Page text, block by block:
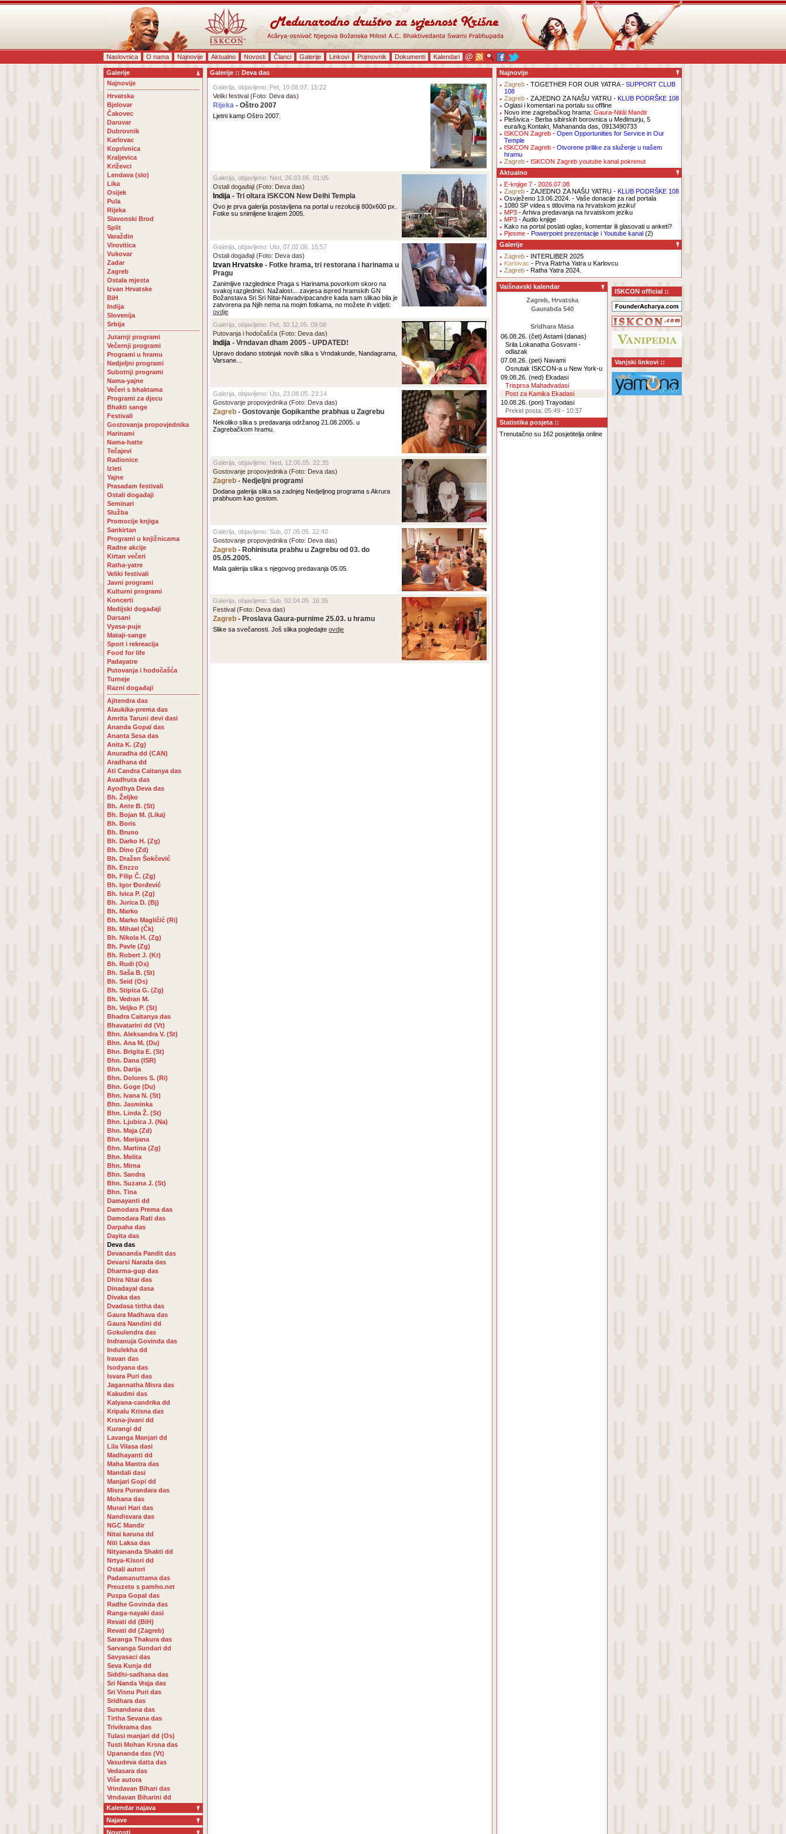
Naslovnica O nama Najnovije Aktualno Novosti Članci Galerije Linkovi Pojmovnik Dokumenti Kalendari
Galerije
Najnovije
Hrvatska
Bjelovar
Čakovec
Daruvar
Dubrovnik
Karlovac
Koprivnica
Kraljevica
Križevci
Lendava (slo)
Lika
Osijek
Pula
Rijeka
Slavonski Brod
Split
Varaždin
Virovitica
Vukovar
Zadar
Zagreb
Ostala mjesta
Izvan Hrvatske
BiH
Indija
Slovenija
Srbija
Jutarnji programi
Večernji programi
Programi u hramu
Nedjeljni programi
Subotnji programi
Nama-yajne
Večeri s bhaktama
Programi za djecu
Bhakti sange
Festivali
Gostovanja propovjednika
Harinami
Nama-hatte
Tečajevi
Radionice
Izleti
Yajne
Prasadam festivali
Ostali događaji
Seminari
Služba
Promocije knjiga
Sankirtan
Programi u knjižnicama
Radne akcije
Kirtan večeri
Ratha-yatre
Veliki festivali
Javni programi
Kulturni programi
Koncerti
Medijski događaji
Darsani
Vyasa-puje
Mataji-sange
Sport i rekreacija
Food for life
Padayatre
Putovanja i hodočašća
Turneje
Razni događaji
Ajitendra das
Alaukika-prema das
Amrita Taruni devi dasi
Ananda Gopal das
Ananta Sesa das
Anita K. (Zg)
Anuradha dd (CAN)
Aradhana dd
Ati Candra Caitanya das
Avadhuta das
Ayodhya Deva das
Bh. Željko
Bh. Ante B. (St)
Bh. Bojan M. (Lika)
Bh. Boris
Bh. Bruno
Bh. Darko H. (Zg)
Bh. Dino (Zd)
Bh. Dražen Šokčević
Bh. Enzzo
Bh. Filip Č. (Zg)
Bh. Igor Đorđević
Bh. Ivica P. (Zg)
Bh. Jurica D. (Bj)
Bh. Marko
Bh. Marko Magličić (Ri)
Bh. Mihael (Čk)
Bh. Nikola H. (Zg)
Bh. Pavle (Zg)
Bh. Robert J. (Kr)
Bh. Rudi (Os)
Bh. Saša B. (St)
Bh. Seid (Os)
Bh. Stipica G. (Zg)
Bh. Vedran M.
Bh. Veljko P. (St)
Bhadra Caitanya das
Bhavatarini dd (Vt)
Bhn. Aleksandra V. (St)
Bhn. Ana M. (Du)
Bhn. Brigita E. (St)
Bhn. Dana (ISR)
Bhn. Darija
Bhn. Dolores S. (Ri)
Bhn. Goge (Du)
Bhn. Ivana N. (St)
Bhn. Jasminka
Bhn. Linda Ž. (St)
Bhn. Ljubica J. (Na)
Bhn. Maja (Zd)
Bhn. Marijana
Bhn. Martina (Zg)
Bhn. Melita
Bhn. Mirna
Bhn. Sandra
Bhn. Suzana J. (St)
Bhn. Tina
Damayanti dd
Damodara Prema das
Damodara Rati das
Darpaha das
Dayita das
Deva das
Devananda Pandit das
Devarsi Narada das
Dharma-gup das
Dhira Nitai das
Dinadayal dasa
Divaka das
Dvadasa tirtha das
Gaura Madhava das
Gaura Nandini dd
Gokulendra das
Indranuja Govinda das
Indulekha dd
Iravan das
Isodyana das
Isvara Puri das
Jagannatha Misra das
Kakudmi das
Kalyana-candrika dd
Kripalu Krisna das
Krsna-jivani dd
Kurangi dd
Lavanga Manjari dd
Lila Vilasa dasi
Madhayanti dd
Maha Mantra das
Mandali dasi
Manjari Gopi dd
Misra Purandara das
Mohana das
Murari Hari das
Nandisvara das
NGC Mandir
Nitai karuna dd
Niti Laksa das
Nityananda Shakti dd
Nrtya-Kisori dd
Ostali autori
Padamanuttama das
Preuzeto s pamho.net
Puspa Gopal das
Radhe Govinda das
Ranga-nayaki dasi
Revati dd (BiH)
Revati dd (Zagreb)
Saranga Thakura das
Sarvanga Sundari dd
Savyasaci das
Seva Kunja dd
Siddhi-sadhana das
Sri Nanda Vraja das
Sri Visnu Puri das
Sridhara das
Sunandana das
Tirtha Sevana das
Trivikrama das
Tulasi manjari dd (Os)
Tusti Mohan Krsna das
Upananda das (Vt)
Vasudeva datta das
Vedasara das
Više autora
Vrindavan Bihari das
Vrndavan Biharini dd
Kalendar najava
Najave
Novosti
Galerije :: Deva das
Galerija, objavljeno: Pet, 10.08.07. 15:22
Veliki festival (Foto: Deva das)
Rijeka - Oštro 2007
Ljetni kamp Oštro 2007.
Galerija, objavljeno: Ned, 26.03.06. 01:05
Ostali događaji (Foto: Deva das)
Indija - Tri oltara ISKCON New Delhi Templa
Ovo je prva galerija postavljena na portal u rezoluciji 800x600 px.
Fotke su snimljene krajem 2005.
Galerija, objavljeno: Uto, 07.02.06. 15:57
Ostali događaji (Foto: Deva das)
Izvan Hrvatske - Fotke hrama, tri restorana i harinama u
Pragu
Zanimljive razglednice Praga s Harinama povorkom skoro na
svakoj razglednici. Nažalost... zavjesa ispred hramskih GN
Božanstava Sri Sri Nitai-Navadvipacandre kada sam slikao bila je
zatvorena pa Njih nema na mojim fotkama, no možete ih vidjeti:
ovdje
Galerija, objavljeno: Pet, 30.12.05. 09:08
Putovanja i hodočašća (Foto: Deva das)
Indija - Vrndavan dham 2005 - UPDATED!
Upravo dodano stotinjak novih slika s Vrndakunde, Nandagrama,
Varsane...
Galerija, objavljeno: Uto, 23.08.05. 23:14
Gostovanje propovjednika (Foto: Deva das)
Zagreb - Gostovanje Gopikanthe prabhua u Zagrebu
Nekoliko slika s predavanja održanog 21.08.2005. u
Zagrebačkom hramu.
Galerija, objavljeno: Ned, 12.06.05. 22:35
Gostovanje propovjednika (Foto: Deva das)
Zagreb - Nedjeljni programi
Dodana galerija slika sa zadnjeg Nedjeljnog programa s Akrura
prabhuom kao gostom.
Galerija, objavljeno: Sub, 07.05.05. 22:40
Gostovanje propovjednika (Foto: Deva das)
Zagreb - Rohinisuta prabhu u Zagrebu od 03. do
05.05.2005.
Mala galerija slika s njegovog predavanja 05.05.
Galerija, objavljeno: Sub, 02.04.05. 16:35
Festival (Foto: Deva das)
Zagreb - Proslava Gaura-purnime 25.03. u hramu
Slike sa svečanosti. Još slika pogledajte ovdje
Najnovije
Zagreb - TOGETHER FOR OUR YATRA - SUPPORT CLUB
108
Zagreb - ZAJEDNO ZA NAŠU YATRU - KLUB PODRŠKE 108
Oglasi i komentari na portalu su offline
Novo ime zagrebačkog hrama: Gaura-Nitāi Mandir
Plešivica - Berba sibirskih borovnica u Međimurju, 5
eura/kg.Kontakt, Mahananda das, 0913490733
ISKCON Zagreb - Open Opportunities for Service in Our
Temple
ISKCON Zagreb - Otvorene prilike za služenje u našem
hramu
Zagreb - ISKCON Zagreb youtube kanal pokrenut
Aktualno
E-knjige 7 - 2026.07.08
Zagreb - ZAJEDNO ZA NAŠU YATRU - KLUB PODRŠKE 108
Osvježeno 13.06.2024. - Vaše donacije za rad portala
1080 SP videa s titlovima na hrvatskom jeziku!
MP3 - Arhiva predavanja na hrvatskom jeziku
MP3 - Audio knjige
Kako na portal poslati oglas, komentar ili glasovati u anketi?
Pjesme - Powerpoint prezentacije i Youtube kanal (2)
Galerije
Zagreb - INTERLIBER 2025
Karlovac - Prva Ratrha Yatra u Karlovcu
Zagreb - Ratha Yatra 2024.
Vaišnavski kalendar
Zagreb, Hrvatska
Gaurabda 540
Sridhara Masa
06.08.26. (čet) Astami (danas)
Srila Lokanatha Gosvami -
odlazak
07.08.26. (pet) Navami
Osnutak ISKCON-a u New York-u
09.08.26. (ned) Ekadasi
Trisprsa Mahadvadasi
Post za Kamika Ekadasi
10.08.26. (pon) Trayodasi
Prekid posta: 05:49 - 10:37
Statistika posjeta ::
Trenutačno su 162 posjetitelja online
ISKCON official ::
Vanjski linkovi ::